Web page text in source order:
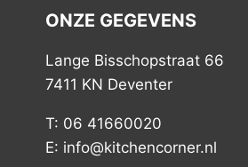
ONZE GEGEVENS
Lange Bisschopstraat 66
7411 KN Deventer
T: 06 41660020
E: info@kitchencorner.nl